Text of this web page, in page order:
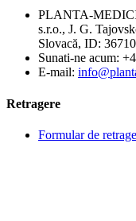
PLANTA-
s.r.o., J. G.
Slovacă, ID:
Sunati-ne acum:
E-mail:
Retragere
Formular de